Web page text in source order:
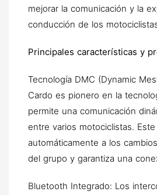
mejorar la comunicación y la
conducción de los
Principales características y
Tecnología DMC (Dynamic
Cardo es pionero en la
permite una comunicación
entre varios motociclistas.
automáticamente a los
del grupo y garantiza una
Bluetooth Integrado: Los